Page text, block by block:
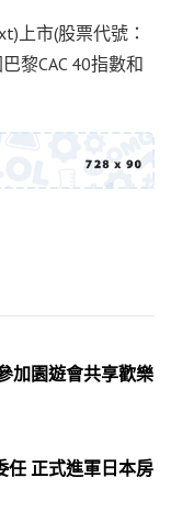
上市(股票代號：
黎CAC 40指數和
加園遊會共享歡樂
任 正式進軍日本房